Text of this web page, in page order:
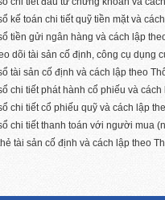
kế toán chi tiết quỹ tiền mặt và
tiền gửi ngân hàng và cách lập
dõi tài sản cố định, công cụ dụng
tài sản cố định và cách lập theo
chi tiết phát hành cổ phiếu và
chi tiết cổ phiếu quỹ và cách lập
chi tiết thanh toán với người mua
tài sản cố định và cách lập theo